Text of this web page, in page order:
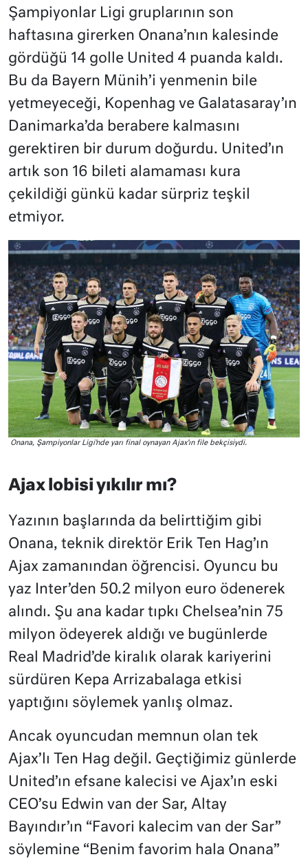
Şampiyonlar Ligi gruplarının son
haftasına girerken Onana’nın kalesinde
gördüğü 14 golle United 4 puanda kaldı.
Bu da Bayern Münih’i yenmenin bile
yetmeyeceği, Kopenhag ve Galatasaray’ın
Danimarka’da berabere kalmasını
gerektiren bir durum doğurdu. United’ın
artık son 16 bileti alamaması kura
çekildiği günkü kadar sürpriz teşkil
etmiyor.
Onana, Şampiyonlar Ligi’nde yarı final oynayan Ajax’ın file bekçisiydi.
Ajax lobisi yıkılır mı?
Yazının başlarında da belirttiğim gibi
Onana, teknik direktör Erik Ten Hag’ın
Ajax zamanından öğrencisi. Oyuncu bu
yaz Inter’den 50.2 milyon euro ödenerek
alındı. Şu ana kadar tıpkı Chelsea’nin 75
milyon ödeyerek aldığı ve bugünlerde
Real Madrid’de kiralık olarak kariyerini
sürdüren Kepa Arrizabalaga etkisi
yaptığını söylemek yanlış olmaz.
Ancak oyuncudan memnun olan tek
Ajax’lı Ten Hag değil. Geçtiğimiz günlerde
United’ın efsane kalecisi ve Ajax’ın eski
CEO’su Edwin van der Sar, Altay
Bayındır’ın “Favori kalecim van der Sar”
söylemine “Benim favorim hala Onana”